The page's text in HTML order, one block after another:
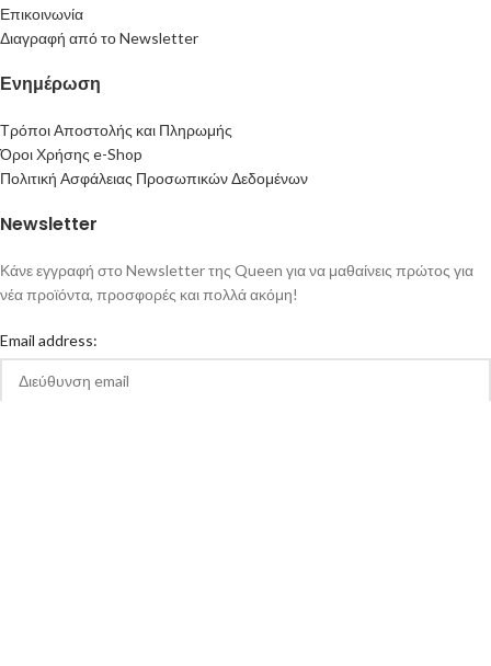
Επικοινωνία
Διαγραφή από το Newsletter
Ενημέρωση
Τρόποι Αποστολής και Πληρωμής
Όροι Χρήσης e-Shop
Πολιτική Ασφάλειας Προσωπικών Δεδομένων
Newsletter
Κάνε εγγραφή στο Newsletter της Queen για να μαθαίνεις πρώτος για
νέα προϊόντα, προσφορές και πολλά ακόμη!
Email address: